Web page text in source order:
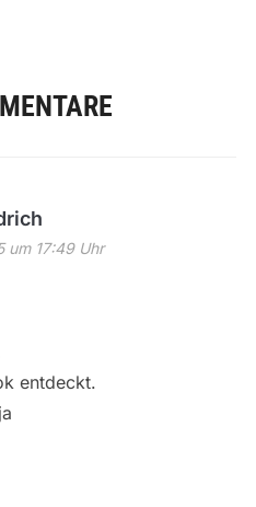
um 17:49 Uhr
entdeckt.